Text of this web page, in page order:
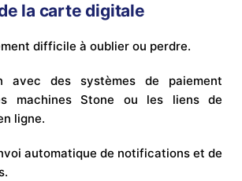
la carte digitale
difficile à oublier ou perdre.
avec des systèmes de paiement
machines Stone ou les liens de
ligne.
automatique de notifications et de